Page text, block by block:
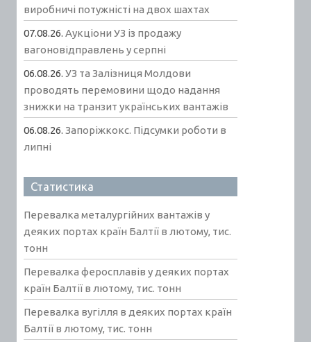
виробничі потужністі на двох шахтах
07.08.26. Аукціони УЗ із продажу
вагоновідправлень у серпні
06.08.26. УЗ та Залізниця Молдови
проводять перемовини щодо надання
знижки на транзит українських вантажів
06.08.26. Запоріжкокс. Підсумки роботи в
липні
Статистика
Перевалка металургійних вантажів у
деяких портах країн Балтії в лютому, тис.
тонн
Перевалка феросплавів у деяких портах
країн Балтії в лютому, тис. тонн
Перевалка вугілля в деяких портах країн
Балтії в лютому, тис. тонн